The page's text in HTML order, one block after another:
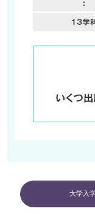
大学入